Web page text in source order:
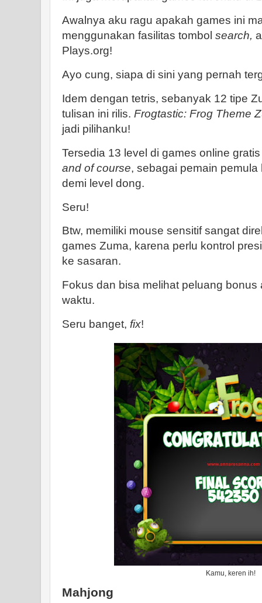
Awalnya aku ragu apakah games ini
menggunakan fasilitas tombol search,
Plays.org!
Ayo cung, siapa di sini yang pernah
Idem dengan tetris, sebanyak 12 tipe
tulisan ini rilis. Frogtastic: Frog Theme
jadi pilihanku!
Tersedia 13 level di games online
and of course, sebagai pemain
demi level dong.
Seru!
Btw, memiliki mouse sensitif sangat
games Zuma, karena perlu kontrol
ke sasaran.
Fokus dan bisa melihat peluang
waktu.
Seru banget, fix!
Kamu, keren ih!
Mahjong